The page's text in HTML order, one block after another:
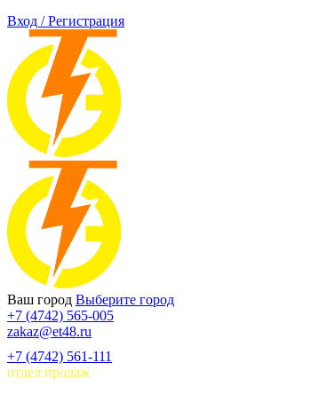
Вход / Регистрация
Ваш город Выберите город
+7 (4742) 565-005
zakaz@et48.ru
+7 (4742) 561-111
отдел продаж